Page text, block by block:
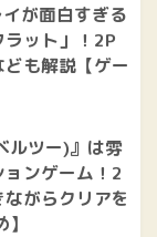
が面白すぎる
ラット」！2P
も解説【ゲー
ルツー)』は雰
ンゲーム！2
がらクリアを